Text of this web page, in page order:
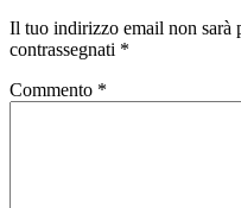
Il tuo indirizzo email non sarà
contrassegnati *
Commento *